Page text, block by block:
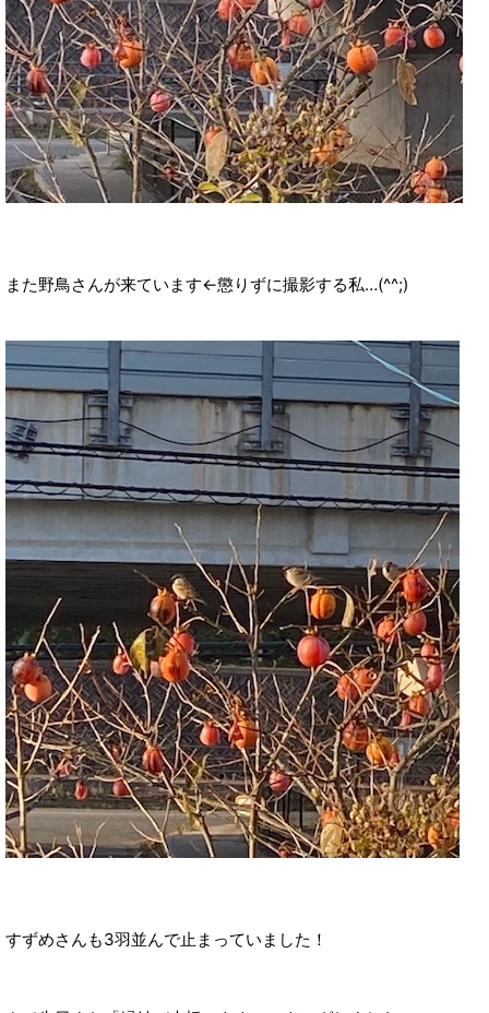
また野鳥さんが来ています←懲りずに撮影する私…(^^;)
すずめさんも3羽並んで止まっていました！